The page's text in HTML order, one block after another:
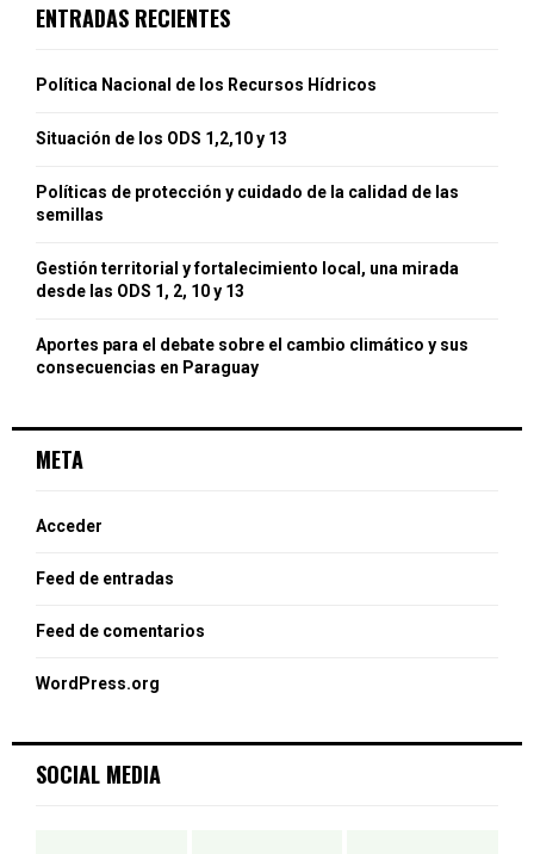
h
o
:
ENTRADAS RECIENTES
Política Nacional de los Recursos Hídricos
Situación de los ODS 1,2,10 y 13
Políticas de protección y cuidado de la calidad de las
semillas
Gestión territorial y fortalecimiento local, una mirada
desde las ODS 1, 2, 10 y 13
Aportes para el debate sobre el cambio climático y sus
consecuencias en Paraguay
META
Acceder
Feed de entradas
Feed de comentarios
WordPress.org
SOCIAL MEDIA